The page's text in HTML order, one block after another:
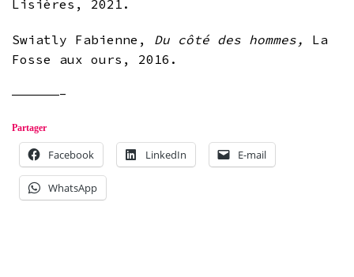
Lisières, 2021.
Swiatly Fabienne, Du côté des hommes, La
Fosse aux ours, 2016.
——————-
Partager
Facebook LinkedIn E-mail
WhatsApp